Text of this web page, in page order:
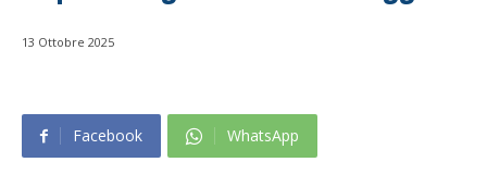
13 Ottobre 2025
Facebook WhatsApp